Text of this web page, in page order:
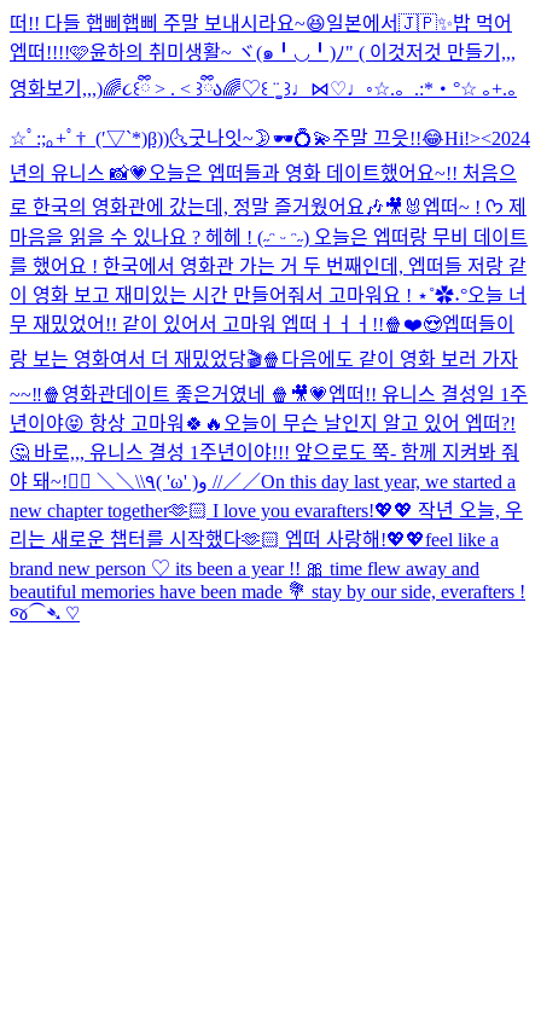
떠!! 다들 햅삐햅삐 주말 보내시라요~😆일본에서🇯🇵✨밥 먹어
엡떠!!!!🩷윤하의 취미생활~ ヾ(๑╹◡╹)ﾉ" ( 이것저것 만들기,,,
영화보기,,,)🌈૮꒰ྀི > . < ꒱ྀིა🌈♡꒰ ¨̮͚ ꒱♩⋈♡♩◦☆.。.:*・°☆ ｡+.｡
☆ﾟ:;｡+ﾟ†_(′▽`*)β))🌜굿나잇~🌛🕶️💍💫주말 끄읏!!😂Hi!><2024
년의 유니스 📸💗 오늘은 엡떠들과 영화 데이트했어요~!! 처음으
로 한국의 영화관에 갔는데, 정말 즐거웠어요🎶🎥🐰 엡떠~ ! ᡣ𐭩 제
마음을 읽을 수 있나요 ? 헤헤 ! (˶ᵔ ᵕ ᵔ˶) 오늘은 엡떠랑 무비 데이트
를 했어요 ! 한국에서 영화관 가는 거 두 번째인데, 엡떠들 저랑 같
이 영화 보고 재미있는 시간 만들어줘서 고마워요 ! ⋆˚✿˖°오늘 너
무 재밌었어!! 같이 있어서 고마워 엡떠ㅓㅓㅓ!!🍿❤️😍엡떠들이
랑 보는 영화여서 더 재밌었당🎬🍿 다음에도 같이 영화 보러 가자
~~‼️🍿 영화관데이트 좋은거였네 🍿🎥💗엡떠!! 유니스 결성일 1주
년이야😝 항상 고마워🍀🔥 오늘이 무슨 날인지 알고 있어 엡떠?!
🤔 바로,,, 유니스 결성 1주년이야!!! 앞으로도 쭉- 함께 지켜봐 줘
야 돼~!❤️‍🔥 ＼＼\\٩( 'ω' )و //／／On this day last year, we started a
new chapter together🫶🏻 I love you evarafters!💖💖 작년 오늘, 우
리는 새로운 챕터를 시작했다🫶🏻 엡떠 사랑해!💖💖feel like a
brand new person ♡ its been a year !! 🎀 time flew away and
beautiful memories have been made 💐 stay by our side, everafters !
જ⁀➴ ♡